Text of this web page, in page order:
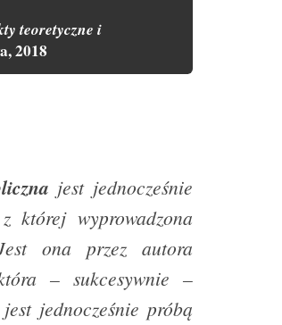
teoretyczne i
2018
jest jednocześnie
której wyprowadzona
ona przez autora
– sukcesywnie –
jednocześnie próbą